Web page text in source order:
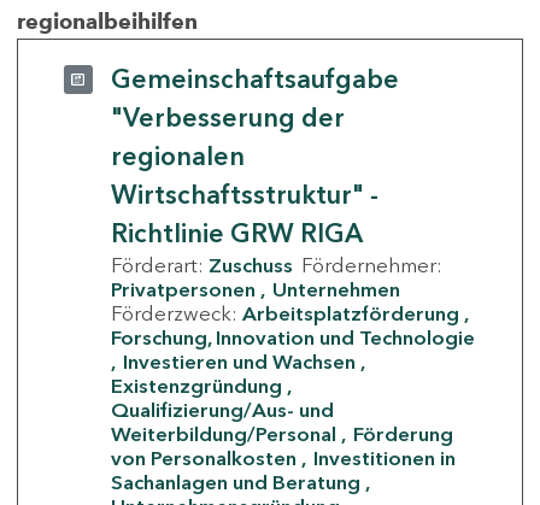
regionalbeihilfen
Gemeinschaftsaufgabe
"Verbesserung der
regionalen
Wirtschaftsstruktur" -
Richtlinie GRW RIGA
Förderart: Zuschuss Fördernehmer:
Privatpersonen
Unternehmen
Förderzweck: Arbeitsplatzförderung
Forschung, Innovation und Technologie
Investieren und Wachsen
Existenzgründung
Qualifizierung/Aus- und
Weiterbildung/Personal
Förderung
von Personalkosten
Investitionen in
Sachanlagen und Beratung